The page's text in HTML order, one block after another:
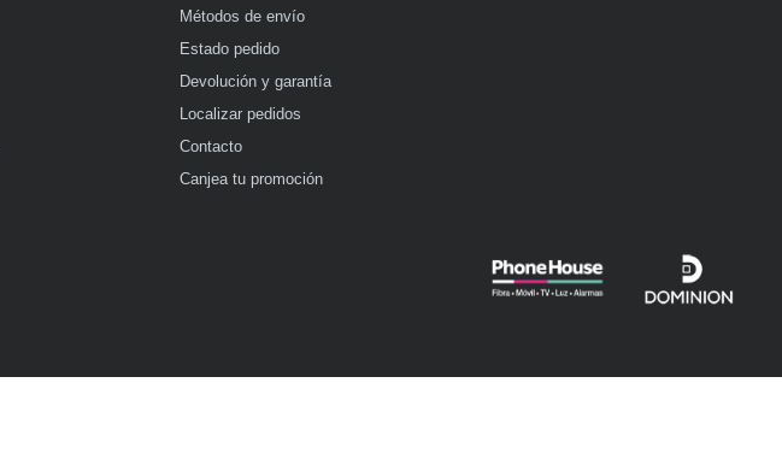
Métodos de envío
Estado pedido
Devolución y garantía
Localizar pedidos
Contacto
Canjea tu promoción